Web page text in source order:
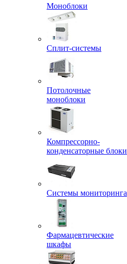
Моноблоки
Сплит-системы
Потолочные
моноблоки
Компрессорно-
конденсаторные блоки
Системы мониторинга
Фармацевтические
шкафы